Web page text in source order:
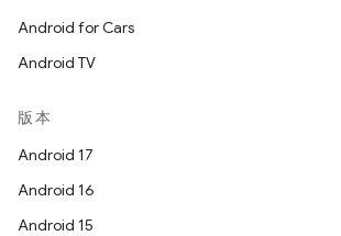
Android for Cars
Android TV
版本
Android 17
Android 16
Android 15